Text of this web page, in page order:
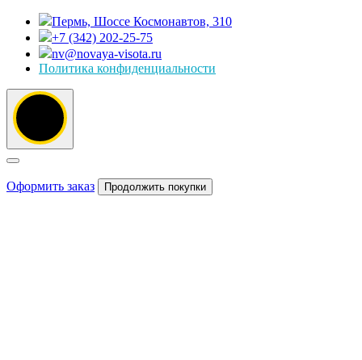
Пермь, Шоссе Космонавтов, 310
+7 (342) 202-25-75
nv@novaya-visota.ru
Политика конфиденциальности
Оформить заказ Продолжить покупки